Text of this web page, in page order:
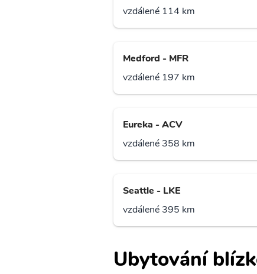
vzdálené 114 km
Medford - MFR
vzdálené 197 km
Eureka - ACV
vzdálené 358 km
Seattle - LKE
vzdálené 395 km
Ubytování